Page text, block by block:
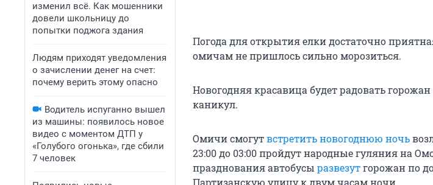
изменил всё. Как мошенники
довели школьницу до
попытки поджога здания
Людям приходят уведомления
о зачислении денег на счет:
почему верить этому опасно
Водитель испуганно вышел
из машины: появилось новое
видео с моментом ДТП у
«Голубого огонька», где сбили
7 человек
Погода для открытия елки достаточно
омичам не пришлось сильно морозиться.
Новогодняя красавица будет радовать
каникул.
Омичи смогутвстретить новогоднюю ночь
23:00 до 03:00 пройдут народные гуляния на
празднования автобусы развезутгорожан по
Партизанскую улицу к двум часам ночи.